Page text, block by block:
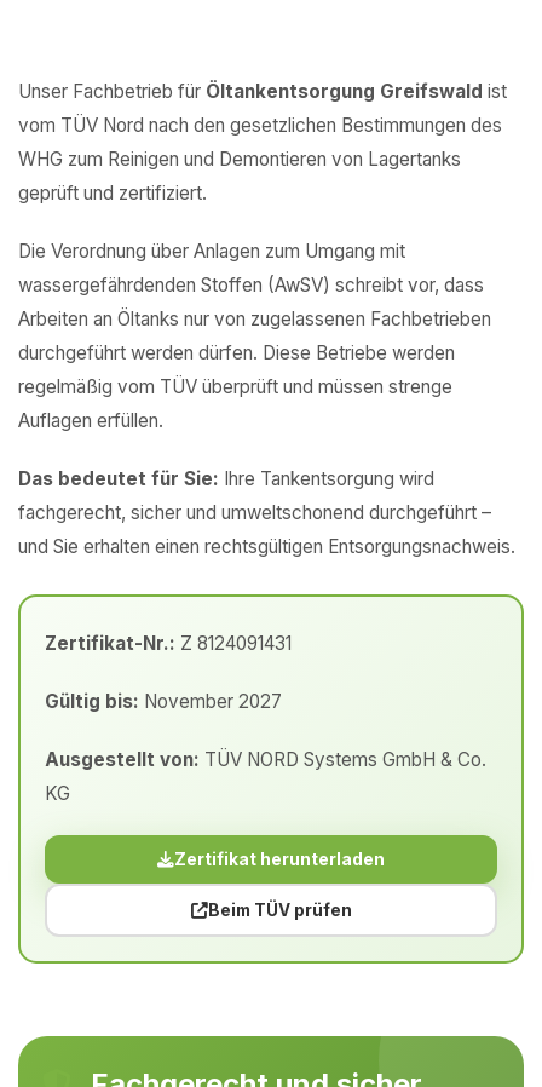
Unser Fachbetrieb für Öltankentsorgung Greifswald ist
vom TÜV Nord nach den gesetzlichen Bestimmungen des
WHG zum Reinigen und Demontieren von Lagertanks
geprüft und zertifiziert.
Die Verordnung über Anlagen zum Umgang mit
wassergefährdenden Stoffen (AwSV) schreibt vor, dass
Arbeiten an Öltanks nur von zugelassenen Fachbetrieben
durchgeführt werden dürfen. Diese Betriebe werden
regelmäßig vom TÜV überprüft und müssen strenge
Auflagen erfüllen.
Das bedeutet für Sie: Ihre Tankentsorgung wird
fachgerecht, sicher und umweltschonend durchgeführt –
und Sie erhalten einen rechtsgültigen Entsorgungsnachweis.
Zertifikat-Nr.: Z 8124091431
Gültig bis: November 2027
Ausgestellt von: TÜV NORD Systems GmbH & Co.
KG
Zertifikat herunterladen
Beim TÜV prüfen